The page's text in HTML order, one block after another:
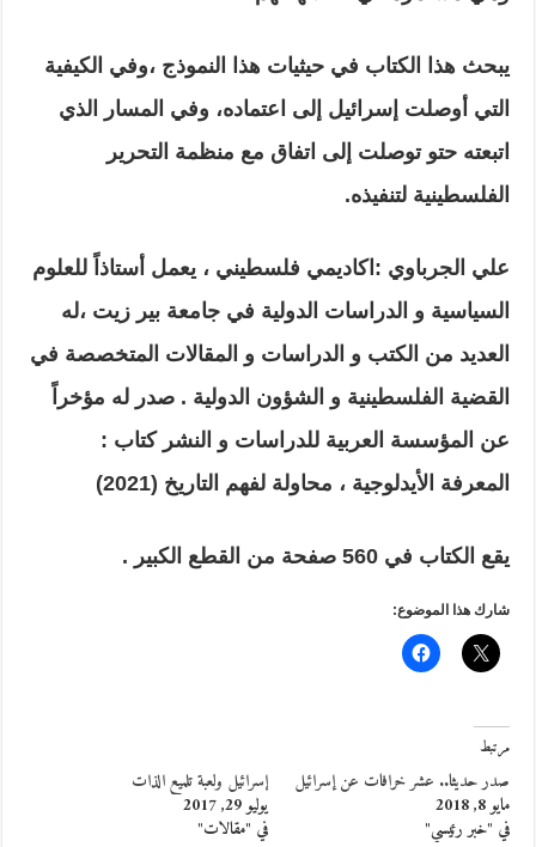
يبحث هذا الكتاب في حيثيات هذا النموذج ،وفي الكيفية
التي أوصلت إسرائيل إلى اعتماده، وفي المسار الذي
اتبعته حتو توصلت إلى اتفاق مع منظمة التحرير
الفلسطينية لتنفيذه.
علي الجرباوي :اكاديمي فلسطيني ، يعمل أستاذاً للعلوم
السياسية و الدراسات الدولية في جامعة بير زيت ،له
العديد من الكتب و الدراسات و المقالات المتخصصة في
القضية الفلسطينية و الشؤون الدولية . صدر له مؤخراً
عن المؤسسة العربية للدراسات و النشر كتاب :
المعرفة الأيدلوجية ، محاولة لفهم التاريخ (2021)
يقع الكتاب في560 صفحة من القطع الكبير .
شارك هذا الموضوع:
مرتبط
صدر حديثا.. عشر خرافات عن إسرائيل
مايو 8, 2018
في "خبر رئيسي"
إسرائيل ولعبة تلميع الذات
يوليو 29, 2017
في "مقالات"